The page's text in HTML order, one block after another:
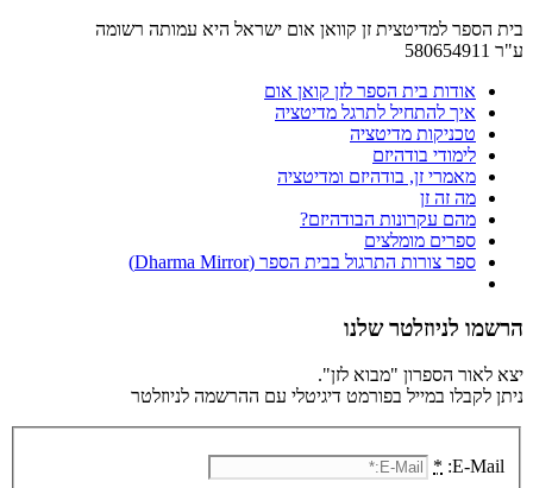
בית הספר למדיטצית זן קוואן אום ישראל היא עמותה רשומה
ע"ר 580654911
אודות בית הספר לזן קואן אום
איך להתחיל לתרגל מדיטציה
טכניקות מדיטציה
לימודי בודהיזם
מאמרי זן, בודהיזם ומדיטציה
מה זה זן
מהם עקרונות הבודהיזם?
ספרים מומלצים
ספר צורות התרגול בבית הספר (Dharma Mirror)
הרשמו לניוזלטר שלנו
יצא לאור הספרון "מבוא לזן".
ניתן לקבלו במייל בפורמט דיגיטלי עם ההרשמה לניוזלטר
E-Mail:
*